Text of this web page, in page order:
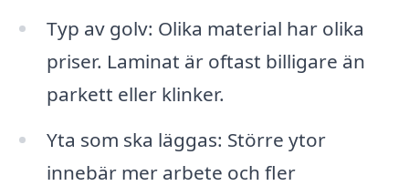
Typ av golv: Olika material har olika
priser. Laminat är oftast billigare än
parkett eller klinker.
Yta som ska läggas: Större ytor
innebär mer arbete och fler